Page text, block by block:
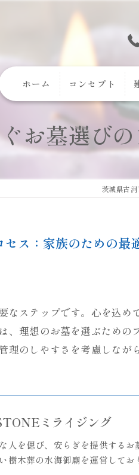
ホーム コンセプト
お墓選び
茨城県古
ス：家族のための最
なステップです。心を込
、理想のお墓を選ぶため
理のしやすさを考慮しなが
ミライジング
人を偲び、安らぎを提供する
樹木葬の水海御廟を運営してお